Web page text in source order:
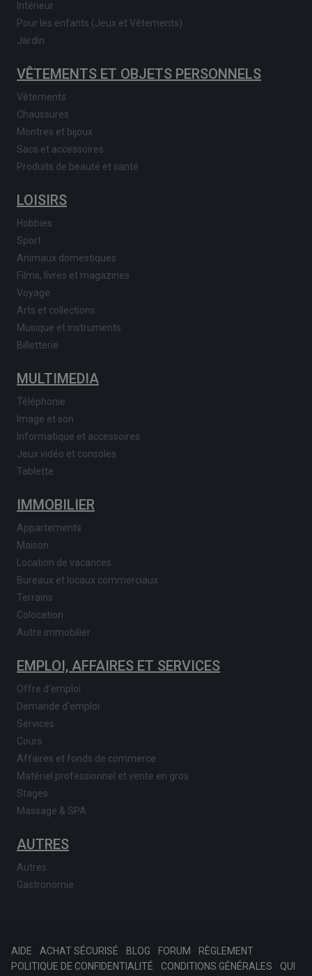
Intérieur
Pour les enfants (Jeux et Vêtements)
Jardin
VÊTEMENTS ET OBJETS PERSONNELS
Vêtements
Chaussures
Montres et bijoux
Sacs et accessoires
Produits de beauté et santé
LOISIRS
Hobbies
Sport
Animaux domestiques
Films, livres et magazines
Voyage
Arts et collections
Musique et instruments
Billetterie
MULTIMEDIA
Téléphonie
Image et son
Informatique et accessoires
Jeux vidéo et consoles
Tablette
IMMOBILIER
Appartements
Maison
Location de vacances
Bureaux et locaux commerciaux
Terrains
Colocation
Autre immobilier
EMPLOI, AFFAIRES ET SERVICES
Offre d'emploi
Demande d'emploi
Services
Cours
Affaires et fonds de commerce
Matériel professionnel et vente en gros
Stages
Massage & SPA
AUTRES
Autres
Gastronomie
AIDE ACHAT SÉCURISÉ BLOG FORUM
RÈGLEMENT
POLITIQUE DE CONFIDENTIALITÉ
CONDITIONS GÉNÉRALES QUI